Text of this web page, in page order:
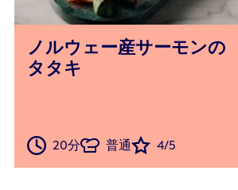
ノルウェー産サーモンの
タタキ
20分 普通 4/5